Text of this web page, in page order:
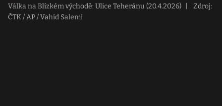
Válka na Blízkém východě: Ulice Teheránu (20.4.2026)
Zdroj:
ČTK / AP / Vahid Salemi